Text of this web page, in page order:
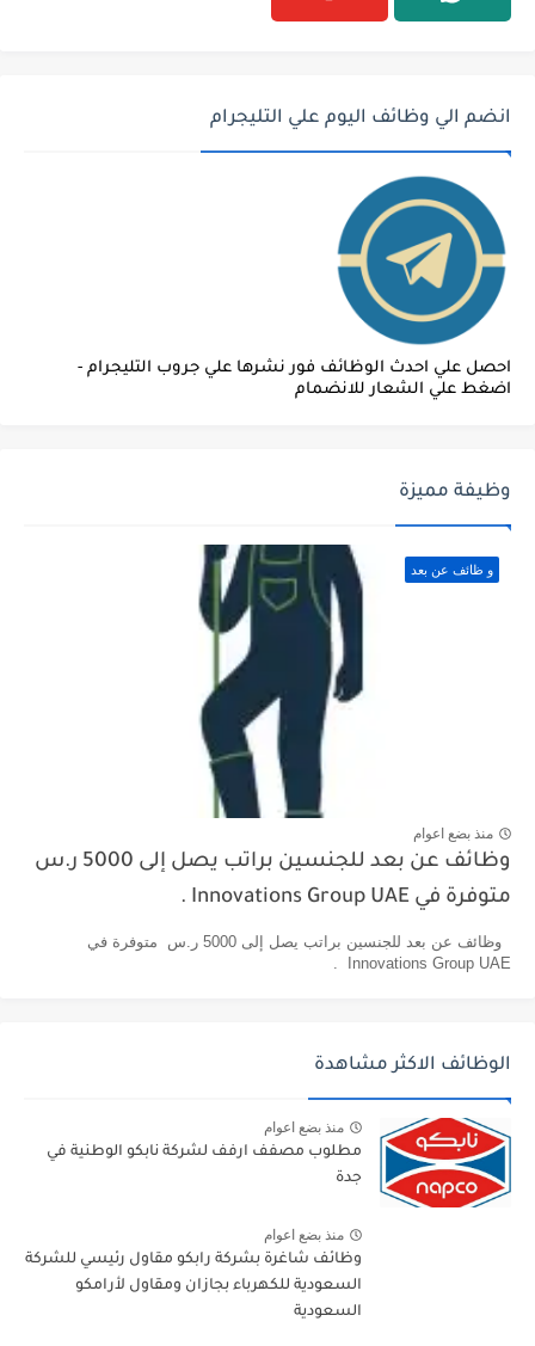
انضم الي وظائف اليوم علي التليجرام
احصل علي احدث الوظائف فور نشرها علي جروب التليجرام -
اضغط علي الشعار للانضمام
وظيفة مميزة
و ظائف عن بعد
منذ بضع اعوام
وظائف عن بعد للجنسين براتب يصل إلى 5000 ر.س
متوفرة في Innovations Group UAE .
وظائف عن بعد للجنسين براتب يصل إلى 5000 ر.س متوفرة في
Innovations Group UAE .
الوظائف الاكثر مشاهدة
منذ بضع اعوام
مطلوب مصفف ارفف لشركة نابكو الوطنية في
جدة
منذ بضع اعوام
وظائف شاغرة بشركة رابكو مقاول رئيسي للشركة
السعودية للكهرباء بجازان ومقاول لأرامكو
السعودية